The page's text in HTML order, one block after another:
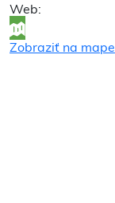
Web:
Zobraziť na mape